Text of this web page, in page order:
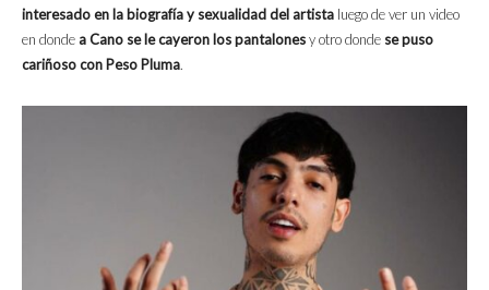
interesado en la biografía y sexualidad del artista luego de ver un video
en donde a Cano se le cayeron los pantalonesy otro donde se puso
cariñoso con Peso Pluma.